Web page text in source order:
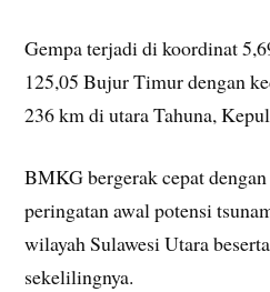
Gempa terjadi di koordinat
125,05 Bujur Timur dengan
236 km di utara Tahuna,
BMKG bergerak cepat
peringatan awal potensi
wilayah Sulawesi Utara
sekelilingnya.